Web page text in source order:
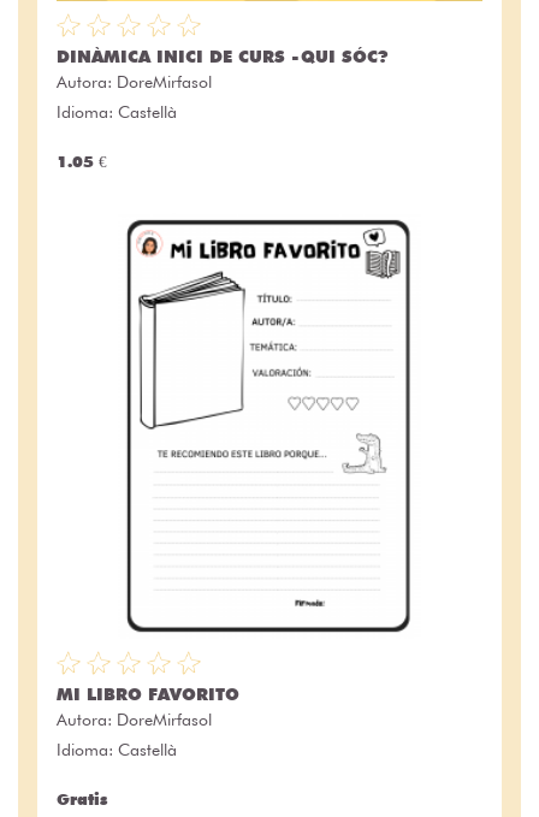
DINÀMICA INICI DE CURS -QUI SÓC?
Autora: DoreMirfasol
Idioma: Castellà
1.05 €
MI LIBRO FAVORITO
Autora: DoreMirfasol
Idioma: Castellà
Gratis